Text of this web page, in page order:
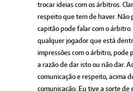
trocar ideias com os árbitros.
respeito que tem de haver. Não
capitão pode falar com o
qualquer jogador que está
impressões com o árbitro,
a razão de dar isto ou não dar.
comunicação e respeito, acima
comunicação. Eu tive a sorte